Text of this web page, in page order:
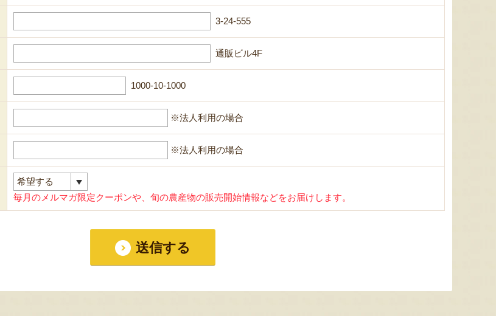
3-24-555
通販ビル4F
1000-10-1000
※法人利用の場合
※法人利用の場合
毎月のメルマガ限定クーポンや、旬の農産物の販売開始情報などをお届けします。